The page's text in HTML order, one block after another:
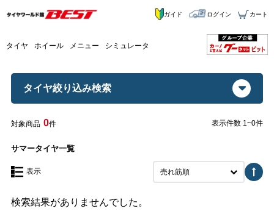
タイヤ ホイール メニュー シミュレータ
ガイド ログイン カート
タイヤ絞り込み検索
対象商品 0件 表示件数 1~0件
サマータイヤ一覧
表示 売れ筋順
検索結果がありませんでした。